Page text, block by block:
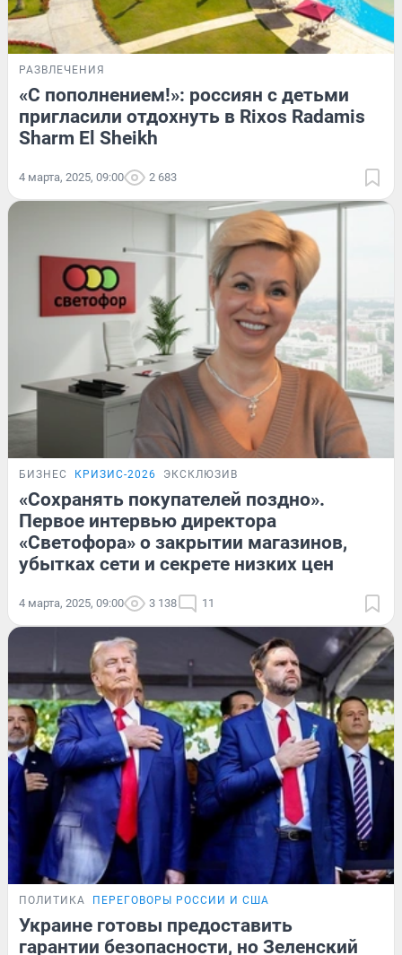
РАЗВЛЕЧЕНИЯ
«С пополнением!»: россиян с детьми
пригласили отдохнуть в Rixos Radamis
Sharm El Sheikh
4 марта, 2025, 09:00 2 683
БИЗНЕС КРИЗИС-2026 ЭКСКЛЮЗИВ
«Сохранять покупателей поздно».
Первое интервью директора
«Светофора» о закрытии магазинов,
убытках сети и секрете низких цен
4 марта, 2025, 09:00 3 138 11
ПОЛИТИКА ПЕРЕГОВОРЫ РОССИИ И США
Украине готовы предоставить
гарантии безопасности, но Зеленский